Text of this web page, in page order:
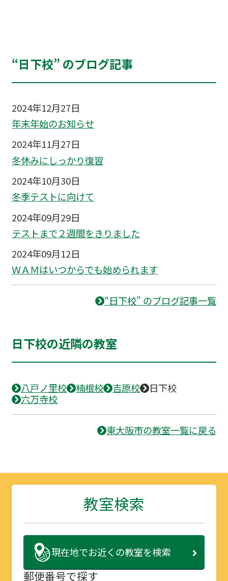
“日下校” のブログ記事
2024年12月27日
年末年始のお知らせ
2024年11月27日
冬休みにしっかり復習
2024年10月30日
冬季テストに向けて
2024年09月29日
テストまで２週間をきりました
2024年09月12日
ＷＡＭはいつからでも始められます
“日下校” のブログ記事一覧
日下校の近隣の教室
八戸ノ里校 楠根校 吉原校
日下校
六万寺校
東大阪市の教室一覧に戻る
教室検索
現在地でお近くの教室を検索
郵便番号で探す